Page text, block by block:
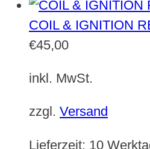
COIL & IGNITION
€45,00
inkl. MwSt.
zzgl. Versand
Lieferzeit: 10